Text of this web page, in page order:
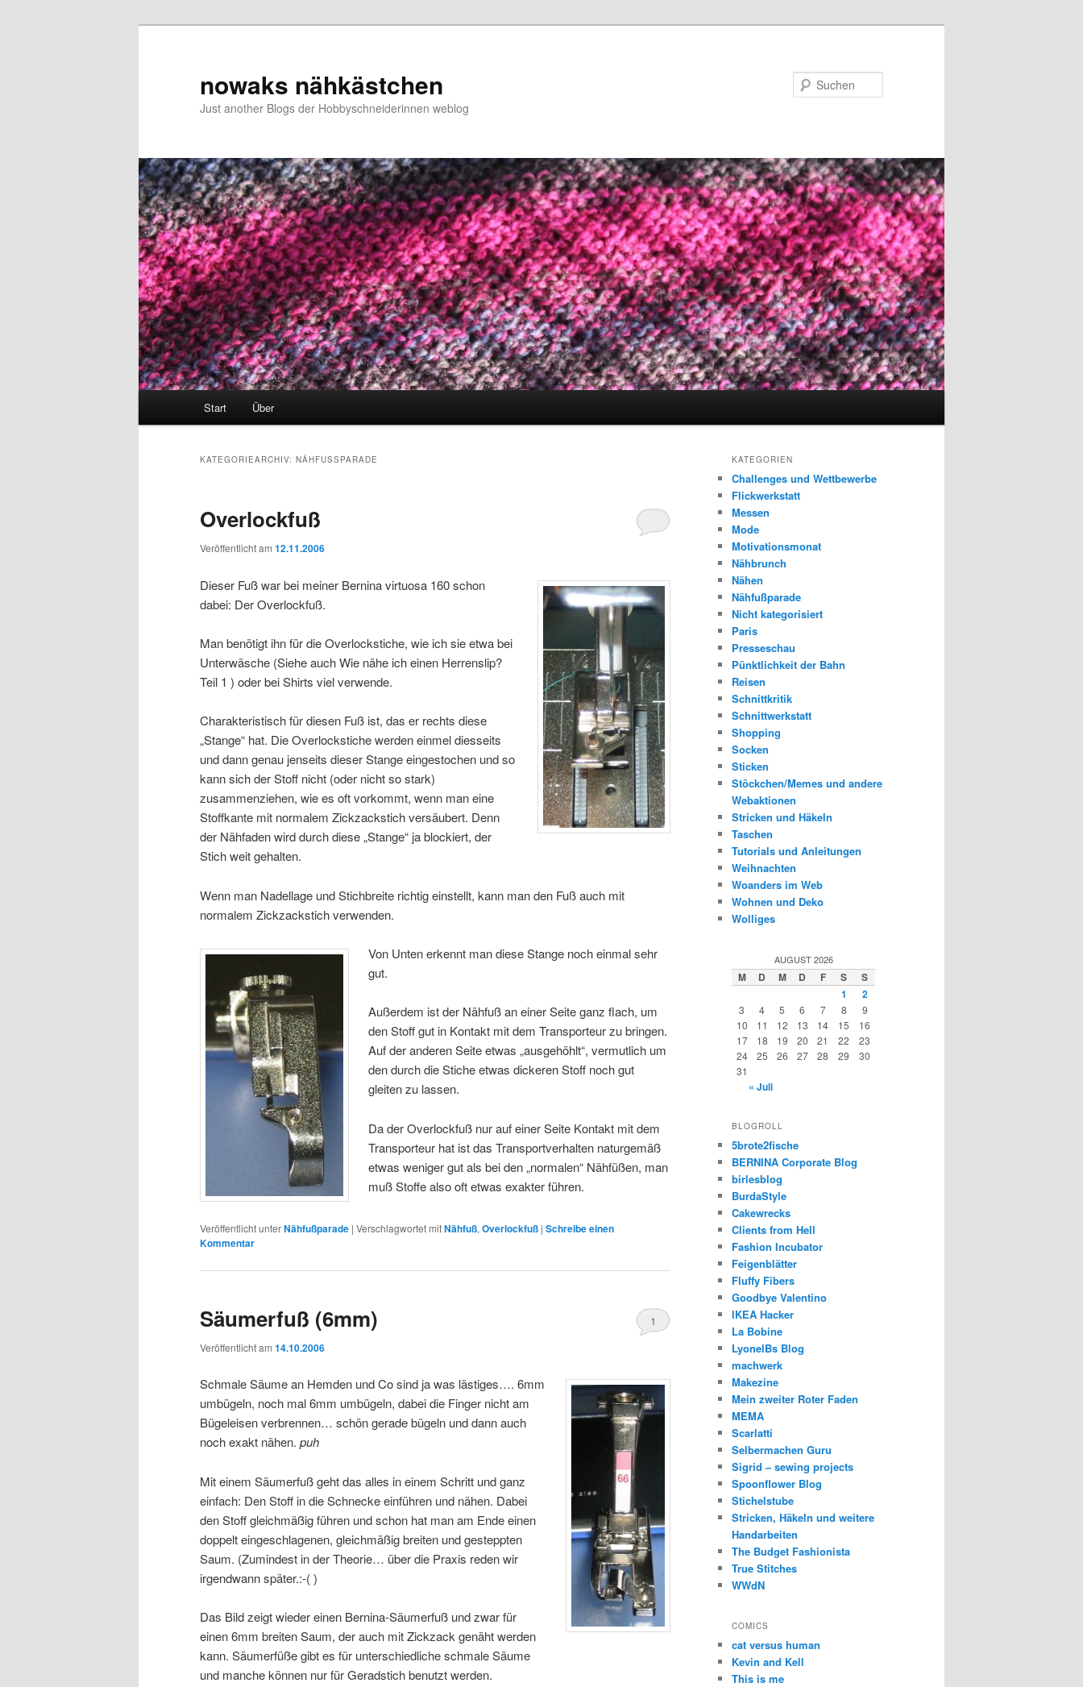
nowaks nähkästchen
Just another Blogs der Hobbyschneiderinnen weblog
Start Über
KATEGORIEARCHIV: NÄHFUSSPARADE
Overlockfuß
Veröffentlicht am 12.11.2006
Dieser Fuß war bei meiner Bernina virtuosa 160 schon
dabei: Der Overlockfuß.
Man benötigt ihn für die Overlockstiche, wie ich sie etwa bei
Unterwäsche (Siehe auch Wie nähe ich einen Herrenslip?
Teil 1 ) oder bei Shirts viel verwende.
Charakteristisch für diesen Fuß ist, das er rechts diese
„Stange“ hat. Die Overlockstiche werden einmel diesseits
und dann genau jenseits dieser Stange eingestochen und so
kann sich der Stoff nicht (oder nicht so stark)
zusammenziehen, wie es oft vorkommt, wenn man eine
Stoffkante mit normalem Zickzackstich versäubert. Denn
der Nähfaden wird durch diese „Stange“ ja blockiert, der
Stich weit gehalten.
Wenn man Nadellage und Stichbreite richtig einstellt, kann man den Fuß auch mit
normalem Zickzackstich verwenden.
Von Unten erkennt man diese Stange noch einmal sehr
gut.
Außerdem ist der Nähfuß an einer Seite ganz flach, um
den Stoff gut in Kontakt mit dem Transporteur zu bringen.
Auf der anderen Seite etwas „ausgehöhlt“, vermutlich um
den durch die Stiche etwas dickeren Stoff noch gut
gleiten zu lassen.
Da der Overlockfuß nur auf einer Seite Kontakt mit dem
Transporteur hat ist das Transportverhalten naturgemäß
etwas weniger gut als bei den „normalen“ Nähfüßen, man
muß Stoffe also oft etwas exakter führen.
Veröffentlicht unterNähfußparade | Verschlagwortet mitNähfuß,Overlockfuß | Schreibe einen
Kommentar
Säumerfuß (6mm)
Veröffentlicht am 14.10.2006
1
Schmale Säume an Hemden und Co sind ja was lästiges…. 6mm
umbügeln, noch mal 6mm umbügeln, dabei die Finger nicht am
Bügeleisen verbrennen… schön gerade bügeln und dann auch
noch exakt nähen. puh
Mit einem Säumerfuß geht das alles in einem Schritt und ganz
einfach: Den Stoff in die Schnecke einführen und nähen. Dabei
den Stoff gleichmäßig führen und schon hat man am Ende einen
doppelt eingeschlagenen, gleichmäßig breiten und gesteppten
Saum. (Zumindest in der Theorie… über die Praxis reden wir
irgendwann später.:-( )
Das Bild zeigt wieder einen Bernina-Säumerfuß und zwar für
einen 6mm breiten Saum, der auch mit Zickzack genäht werden
kann. Säumerfüße gibt es für unterschiedliche schmale Säume
und manche können nur für Geradstich benutzt werden.
KATEGORIEN
Challenges und Wettbewerbe
Flickwerkstatt
Messen
Mode
Motivationsmonat
Nähbrunch
Nähen
Nähfußparade
Nicht kategorisiert
Paris
Presseschau
Pünktlichkeit der Bahn
Reisen
Schnittkritik
Schnittwerkstatt
Shopping
Socken
Sticken
Stöckchen/Memes und andere
Webaktionen
Stricken und Häkeln
Taschen
Tutorials und Anleitungen
Weihnachten
Woanders im Web
Wohnen und Deko
Wolliges
AUGUST 2026
M D M D F S
S
1
2
3 4 5 6 7 8
9
10
11 12 13 14 15
16
17
18 19 20 21 22
23
24
25 26 27 28 29
30
31
« Juli
BLOGROLL
5brote2fische
BERNINA Corporate Blog
birlesblog
BurdaStyle
Cakewrecks
Clients from Hell
Fashion Incubator
Feigenblätter
Fluffy Fibers
Goodbye Valentino
IKEA Hacker
La Bobine
LyonelBs Blog
machwerk
Makezine
Mein zweiter Roter Faden
MEMA
Scarlatti
Selbermachen Guru
Sigrid – sewing projects
Spoonflower Blog
Stichelstube
Stricken, Häkeln und weitere
Handarbeiten
The Budget Fashionista
True Stitches
WWdN
COMICS
cat versus human
Kevin and Kell
This is me